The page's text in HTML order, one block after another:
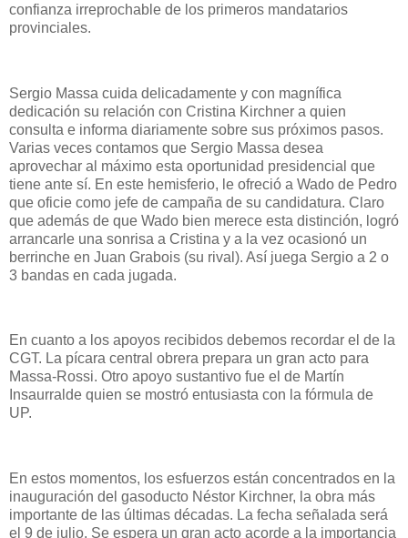
confianza irreprochable de los primeros mandatarios
provinciales.
Sergio Massa cuida delicadamente y con magnífica
dedicación su relación con Cristina Kirchner a quien
consulta e informa diariamente sobre sus próximos pasos.
Varias veces contamos que Sergio Massa desea
aprovechar al máximo esta oportunidad presidencial que
tiene ante sí. En este hemisferio, le ofreció a Wado de Pedro
que oficie como jefe de campaña de su candidatura. Claro
que además de que Wado bien merece esta distinción, logró
arrancarle una sonrisa a Cristina y a la vez ocasionó un
berrinche en Juan Grabois (su rival). Así juega Sergio a 2 o
3 bandas en cada jugada.
En cuanto a los apoyos recibidos debemos recordar el de la
CGT. La pícara central obrera prepara un gran acto para
Massa-Rossi. Otro apoyo sustantivo fue el de Martín
Insaurralde quien se mostró entusiasta con la fórmula de
UP.
En estos momentos, los esfuerzos están concentrados en la
inauguración del gasoducto Néstor Kirchner, la obra más
importante de las últimas décadas. La fecha señalada será
el 9 de julio. Se espera un gran acto acorde a la importancia